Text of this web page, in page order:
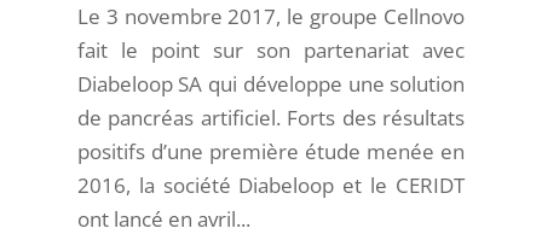
Le 3 novembre 2017, le groupe Cellnovo
fait le point sur son partenariat avec
Diabeloop SA qui développe une solution
de pancréas artificiel. Forts des résultats
positifs d’une première étude menée en
2016, la société Diabeloop et le CERIDT
ont lancé en avril...